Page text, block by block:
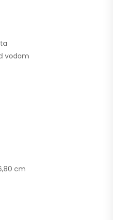
vodom
cm